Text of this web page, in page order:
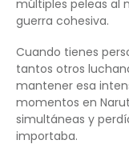
múltiples peleas al
guerra cohesiva.
Cuando tienes
tantos otros
mantener esa
momentos en
simultáneas y
importaba.